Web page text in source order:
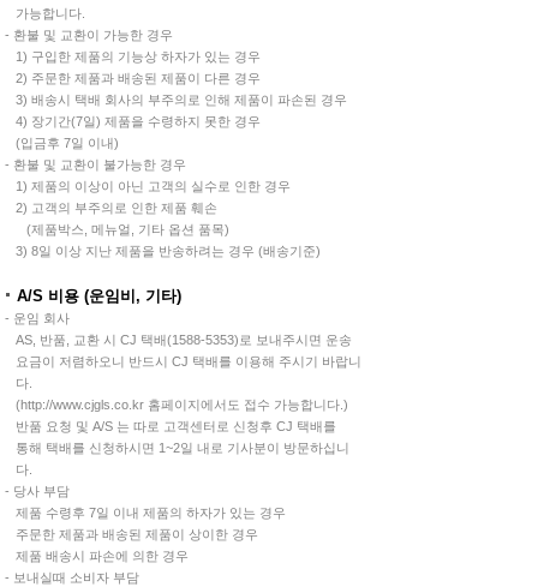
가능합니다.
- 환불 및 교환이 가능한 경우
1) 구입한 제품의 기능상 하자가 있는 경우
2) 주문한 제품과 배송된 제품이 다른 경우
3) 배송시 택배 회사의 부주의로 인해 제품이 파손된 경우
4) 장기간(7일) 제품을 수령하지 못한 경우
(입금후 7일 이내)
- 환불 및 교환이 불가능한 경우
1) 제품의 이상이 아닌 고객의 실수로 인한 경우
2) 고객의 부주의로 인한 제품 훼손
(제품박스, 메뉴얼, 기타 옵션 품목)
3) 8일 이상 지난 제품을 반송하려는 경우 (배송기준)
A/S 비용 (운임비, 기타)
- 운임 회사
AS, 반품, 교환 시 CJ 택배(1588-5353)로 보내주시면 운송
요금이 저렴하오니 반드시 CJ 택배를 이용해 주시기 바랍니
다.
(http://www.cjgls.co.kr 홈페이지에서도 접수 가능합니다.)
반품 요청 및 A/S 는 따로 고객센터로 신청후 CJ 택배를
통해 택배를 신청하시면 1~2일 내로 기사분이 방문하십니
다.
- 당사 부담
제품 수령후 7일 이내 제품의 하자가 있는 경우
주문한 제품과 배송된 제품이 상이한 경우
제품 배송시 파손에 의한 경우
- 보내실때 소비자 부담